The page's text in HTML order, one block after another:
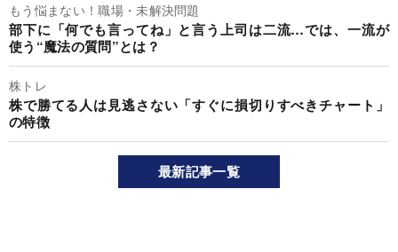
もう悩まない！職場・未解決問題
部下に「何でも言ってね」と言う上司は二流…では、一流が
使う“魔法の質問”とは？
株トレ
株で勝てる人は見逃さない「すぐに損切りすべきチャート」
の特徴
最新記事一覧